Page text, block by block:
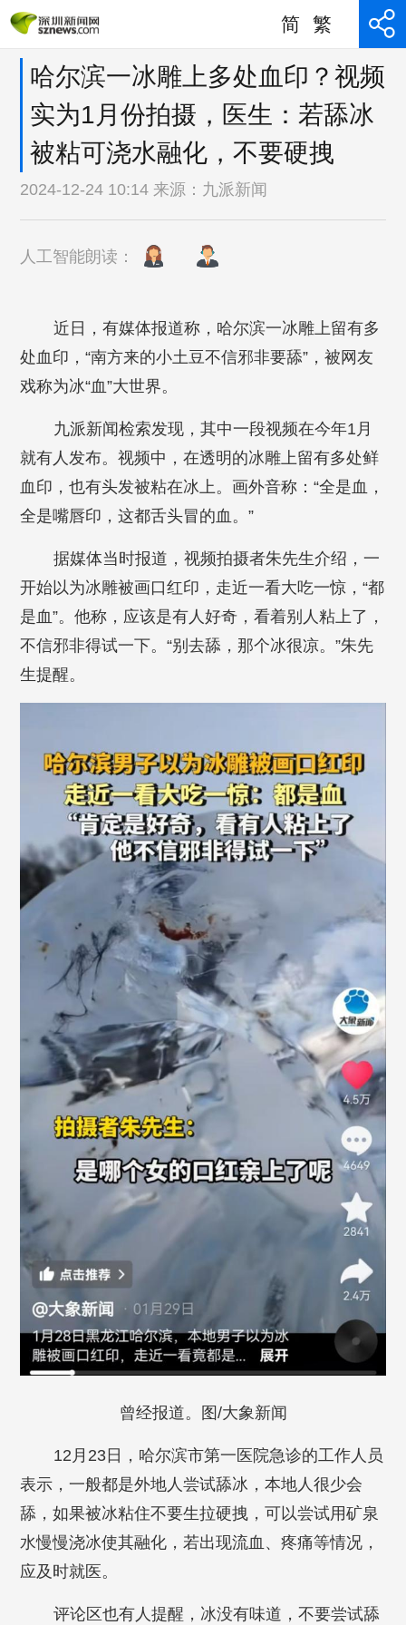
简 繁
哈尔滨一冰雕上多处血印？视频
实为1月份拍摄，医生：若舔冰
被粘可浇水融化，不要硬拽
2024-12-24 10:14 来源： 九派新闻
人工智能朗读：
近日，有媒体报道称，哈尔滨一冰雕上留有多
处血印，“南方来的小土豆不信邪非要舔”，被网友
戏称为冰“血”大世界。
九派新闻检索发现，其中一段视频在今年1月
就有人发布。视频中，在透明的冰雕上留有多处鲜
血印，也有头发被粘在冰上。画外音称：“全是血，
全是嘴唇印，这都舌头冒的血。”
据媒体当时报道，视频拍摄者朱先生介绍，一
开始以为冰雕被画口红印，走近一看大吃一惊，“都
是血”。他称，应该是有人好奇，看着别人粘上了，
不信邪非得试一下。“别去舔，那个冰很凉。”朱先
生提醒。
曾经报道。图/大象新闻
12月23日，哈尔滨市第一医院急诊的工作人员
表示，一般都是外地人尝试舔冰，本地人很少会
舔，如果被冰粘住不要生拉硬拽，可以尝试用矿泉
水慢慢浇冰使其融化，若出现流血、疼痛等情况，
应及时就医。
评论区也有人提醒，冰没有味道，不要尝试舔